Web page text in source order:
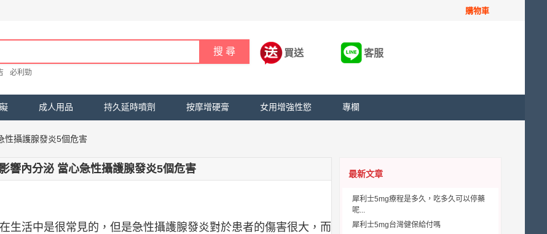
購物車
必利勁
買送 客服
成人用品 持久延時噴劑 按摩增硬膏 女用增強性慾 專欄
性攝護腺發炎5個危害
響內分泌 當心急性攝護腺發炎5個危害
生活中是很常見的，但是急性攝護腺發炎對於患者的傷害很大，而
最新文章
犀利士5mg療程是多久，吃多久可以停藥
呢...
犀利士5mg台灣健保給付嗎